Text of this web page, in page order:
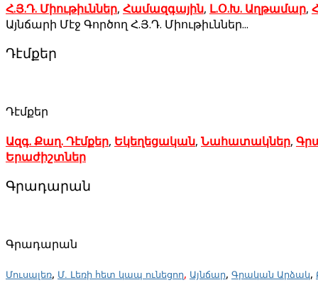
Հ.Յ.Դ. Միութիւններ, Համազգային, Լ.Օ.Խ. Աղթամար,
Այնճարի Մէջ Գործող Հ.Յ.Դ. Միութիւններ...
Դէմքեր
Դէմքեր
Ազգ. Քաղ. Դէմքեր, Եկեղեցական, Նահատակներ,
Երաժիշտներ
Գրադարան
Գրադարան
Մուսալեռ, Մ. Լեռի հետ կապ ունեցող, Այնճար, Գրական Արձակ,